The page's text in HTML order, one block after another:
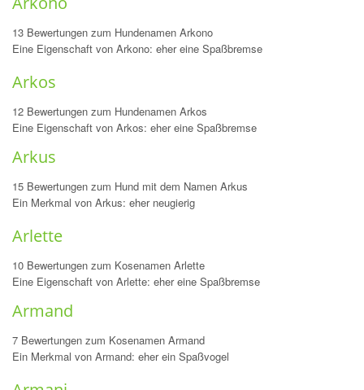
13 Bewertungen zum Hundenamen Arkono
Eine Eigenschaft von Arkono: eher eine Spaßbremse
Arkos
12 Bewertungen zum Hundenamen Arkos
Eine Eigenschaft von Arkos: eher eine Spaßbremse
Arkus
15 Bewertungen zum Hund mit dem Namen Arkus
Ein Merkmal von Arkus: eher neugierig
Arlette
10 Bewertungen zum Kosenamen Arlette
Eine Eigenschaft von Arlette: eher eine Spaßbremse
Armand
7 Bewertungen zum Kosenamen Armand
Ein Merkmal von Armand: eher ein Spaßvogel